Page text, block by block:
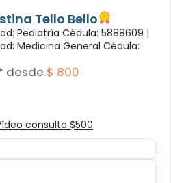
Tello Bello
Pediatría Cédula: 5888609 |
Medicina General Cédula:
desde $ 800
consulta $500